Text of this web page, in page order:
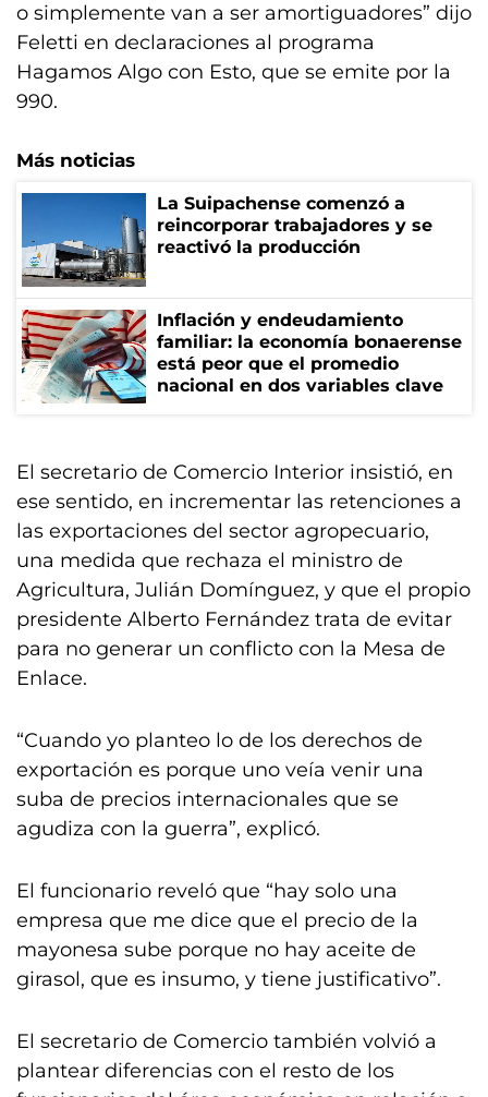
o simplemente van a ser amortiguadores” dijo
Feletti en declaraciones al programa
Hagamos Algo con Esto, que se emite por la
990.
Más noticias
La Suipachense comenzó a
reincorporar trabajadores y se
reactivó la producción
Inflación y endeudamiento
familiar: la economía bonaerense
está peor que el promedio
nacional en dos variables clave
El secretario de Comercio Interior insistió, en
ese sentido, en incrementar las retenciones a
las exportaciones del sector agropecuario,
una medida que rechaza el ministro de
Agricultura, Julián Domínguez, y que el propio
presidente Alberto Fernández trata de evitar
para no generar un conflicto con la Mesa de
Enlace.
“Cuando yo planteo lo de los derechos de
exportación es porque uno veía venir una
suba de precios internacionales que se
agudiza con la guerra”, explicó.
El funcionario reveló que “hay solo una
empresa que me dice que el precio de la
mayonesa sube porque no hay aceite de
girasol, que es insumo, y tiene justificativo”.
El secretario de Comercio también volvió a
plantear diferencias con el resto de los